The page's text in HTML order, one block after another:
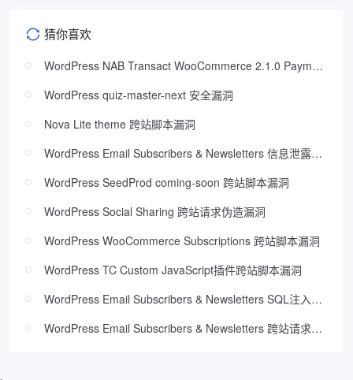
猜你喜欢
WordPress NAB Transact WooCommerce 2.1.0 Payment
WordPress quiz-master-next 安全漏洞
Nova Lite theme 跨站脚本漏洞
WordPress Email Subscribers & Newsletters 信息泄露漏
WordPress SeedProd coming-soon 跨站脚本漏洞
WordPress Social Sharing 跨站请求伪造漏洞
WordPress WooCommerce Subscriptions 跨站脚本漏洞
WordPress TC Custom JavaScript插件跨站脚本漏洞
WordPress Email Subscribers & Newsletters SQL注入漏
WordPress Email Subscribers & Newsletters 跨站请求伪